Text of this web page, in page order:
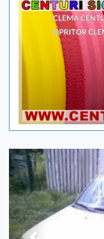
Previous